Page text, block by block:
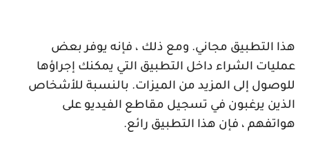
هذا التطبيق مجاني. ومع ذلك ، فإنه يوفر بعض
عمليات الشراء داخل التطبيق التي يمكنك إجراؤها
للوصول إلى المزيد من الميزات. بالنسبة للأشخاص
الذين يرغبون في تسجيل مقاطع الفيديو على
هواتفهم ، فإن هذا التطبيق رائع.